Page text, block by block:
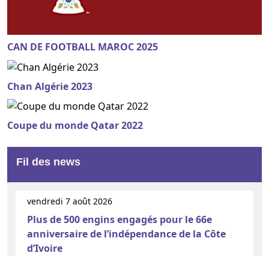
CAN DE FOOTBALL MAROC 2025
Chan Algérie 2023
Coupe du monde Qatar 2022
Fil des news
vendredi 7 août 2026
Plus de 500 engins engagés pour le 66e
anniversaire de l’indépendance de la Côte
d’Ivoire